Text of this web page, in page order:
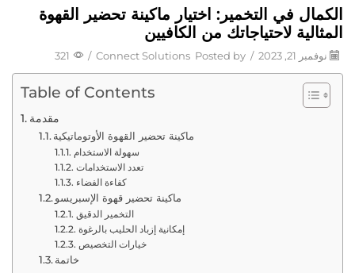
الكمال في التخمير: اختيار ماكينة تحضير القهوة
المثالية لاحتياجاتك من الكافيين
نوفمبر 21, 2023 /
Posted by
Connect Solutions
/
321
Table of Contents
مقدمة
ماكينة تحضير القهوة الأوتوماتيكية
سهولة الاستخدام
تعدد الاستخدامات
كفاءة الفضاء
ماكينة تحضير قهوة الإسبريسو
التخمير الدقيق
إمكانية إزباد الحليب بالرغوة
خيارات التخصيص
خاتمة